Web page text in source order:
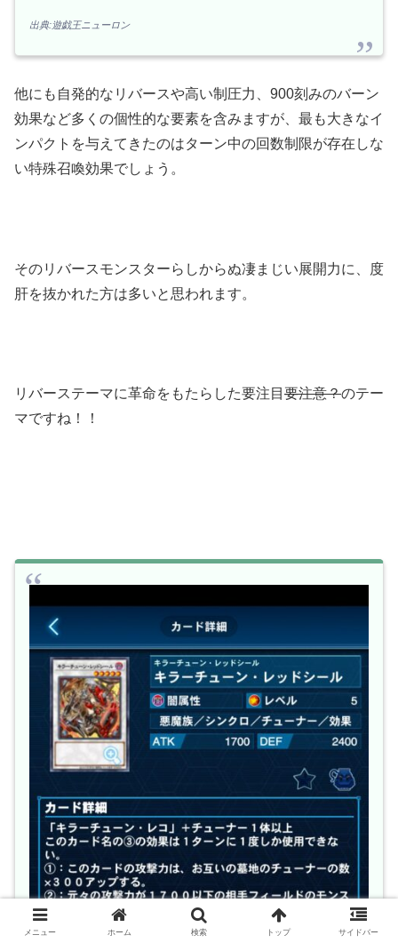
出典:遊戯王ニューロン
他にも自発的なリバースや高い制圧力、900刻みのバーン
効果など多くの個性的な要素を含みますが、最も大きなイ
ンパクトを与えてきたのはターン中の回数制限が存在しな
い特殊召喚効果でしょう。
そのリバースモンスターらしからぬ凄まじい展開力に、度
肝を抜かれた方は多いと思われます。
リバーステーマに革命をもたらした要注目 要注意？のテー
マですね！！
メニュー ホーム 検索 トップ サイドバー